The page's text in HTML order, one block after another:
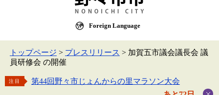
Foreign Language
トップページ > プレスリリース > 加賀五市議会議長会 議
員研修会 の開催
注目
第44回野々市じょんからの里マラソン大会